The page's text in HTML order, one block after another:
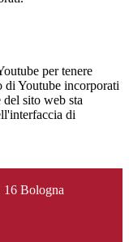
per tenere
di Youtube incorporati
sito web sta
di
16 Bologna